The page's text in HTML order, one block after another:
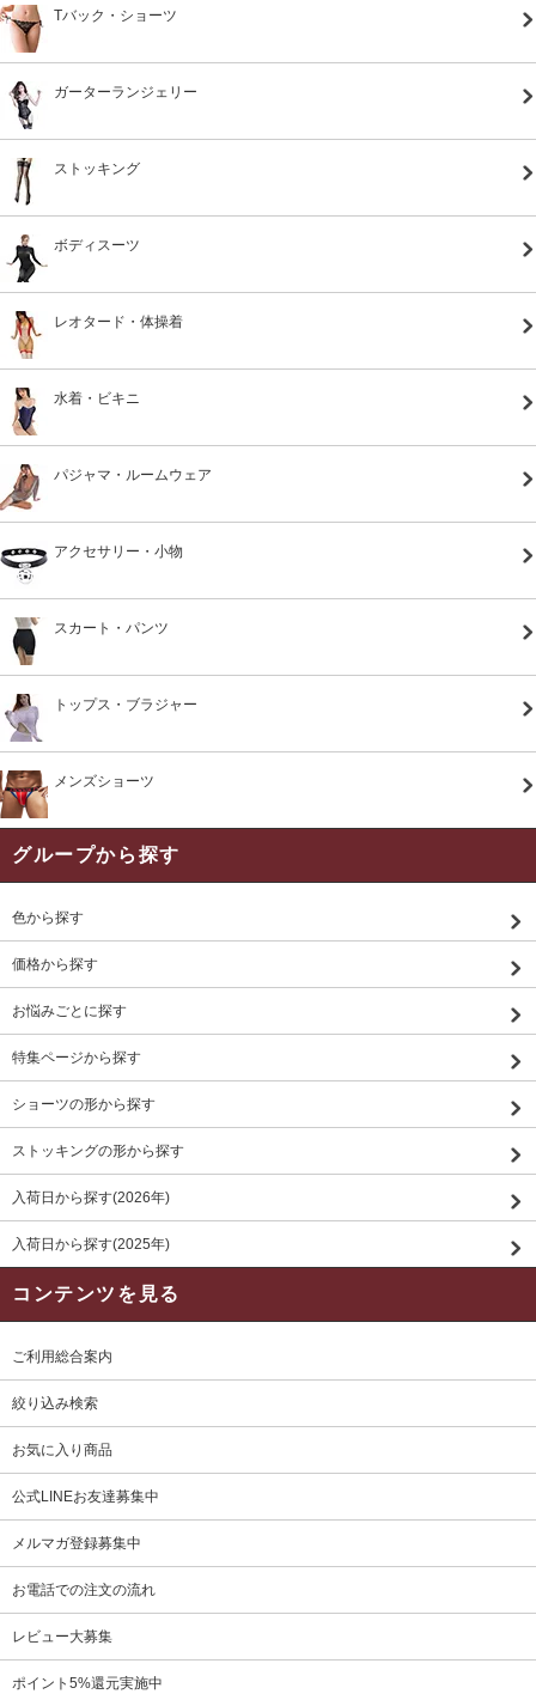
Tバック・ショーツ
ガーターランジェリー
ストッキング
ボディスーツ
レオタード・体操着
水着・ビキニ
パジャマ・ルームウェア
アクセサリー・小物
スカート・パンツ
トップス・ブラジャー
メンズショーツ
グループから探す
色から探す
価格から探す
お悩みごとに探す
特集ページから探す
ショーツの形から探す
ストッキングの形から探す
入荷日から探す(2026年)
入荷日から探す(2025年)
コンテンツを見る
ご利用総合案内
絞り込み検索
お気に入り商品
公式LINEお友達募集中
メルマガ登録募集中
お電話での注文の流れ
レビュー大募集
ポイント5%還元実施中